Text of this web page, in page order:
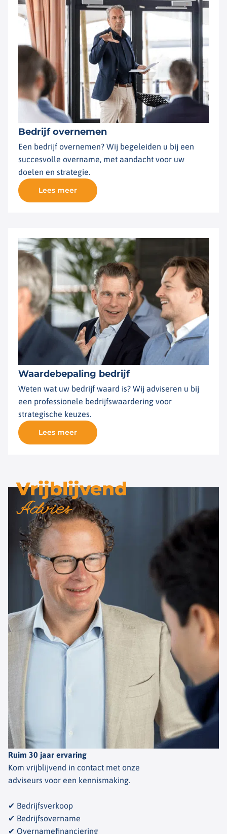
Bedrijf overnemen
Een bedrijf overnemen? Wij begeleiden u bij een
succesvolle overname, met aandacht voor uw
doelen en strategie.
Lees meer
Waardebepaling bedrijf
Weten wat uw bedrijf waard is? Wij adviseren u bij
een professionele bedrijfswaardering voor
strategische keuzes.
Lees meer
Vrijblijvend
Advies
Ruim 30 jaar ervaring
Kom vrijblijvend in contact met onze
adviseurs voor een kennismaking.
✔ Bedrijfsverkoop
✔ Bedrijfsovername
✔ Overnamefinanciering